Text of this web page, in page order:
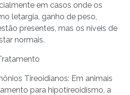
em casos onde os
letargia, ganho de peso,
presentes, mas os níveis de
normais.
Tireoidianos: Em animais
para hipotireoidismo, a